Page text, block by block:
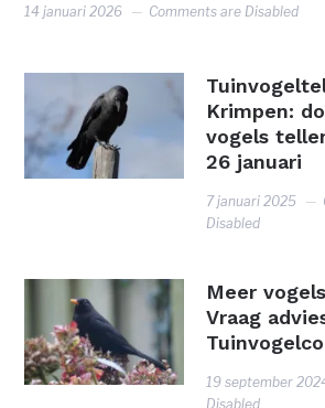
14 januari 2026 Comments are Disabled
Krimpen:
vogels
26 januari
7 januari 2025
Disabled
Meer
Vraag
19 september
Disabled